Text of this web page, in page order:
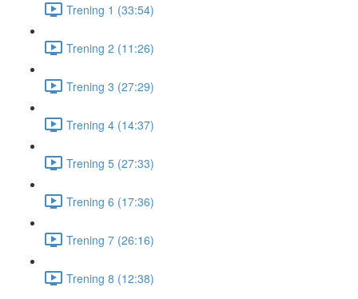
Trening 1 (33:54)
Trening 2 (11:26)
Trening 3 (27:29)
Trening 4 (14:37)
Trening 5 (27:33)
Trening 6 (17:36)
Trening 7 (26:16)
Trening 8 (12:38)